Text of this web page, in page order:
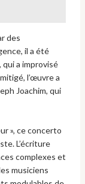
des
il a été
a improvisé
l’œuvre a
Joachim, qui
», ce concerto
L’écriture
complexes et
musiciens